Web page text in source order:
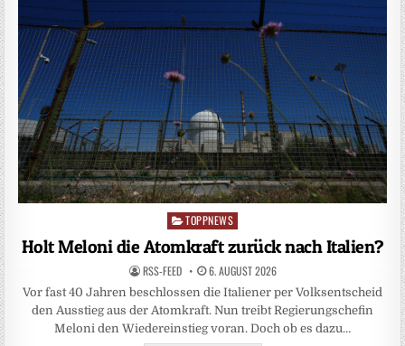
Posted
TOPPNEWS
Holt Meloni die Atomkraft zurück nach Italien?
RSS-FEED 6. AUGUST 2026
Vor fast 40 Jahren beschlossen die Italiener per Volksentscheid
den Ausstieg aus der Atomkraft. Nun treibt Regierungschefin
Meloni den Wiedereinstieg voran. Doch ob es dazu…